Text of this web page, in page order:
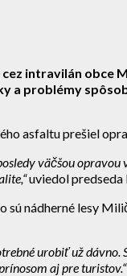
intravilán
problémy
asfaltu prešiel
väčšou
uviedol predseda
nádherné lesy
urobiť už
aj pre turistov.“